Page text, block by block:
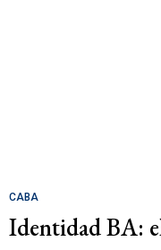
CABA
Identidad BA: